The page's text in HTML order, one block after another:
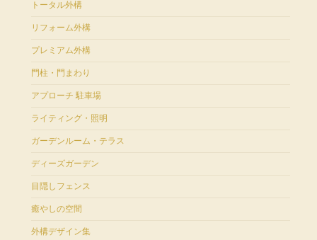
トータル外構
リフォーム外構
プレミアム外構
門柱・門まわり
アプローチ 駐車場
ライティング・照明
ガーデンルーム・テラス
ディーズガーデン
目隠しフェンス
癒やしの空間
外構デザイン集